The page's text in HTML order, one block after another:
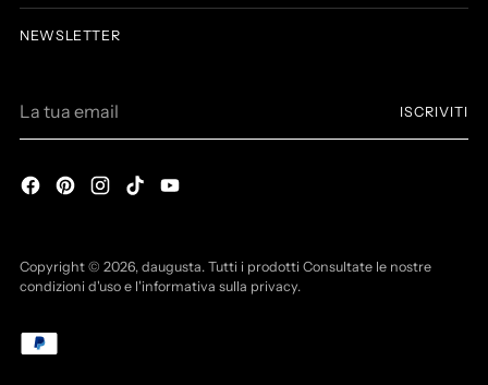
NEWSLETTER
tua
ISCRIVITI
Copyright © 2026, daugusta. Tutti i prodotti Consultate le nostre
condizioni d'uso e l'informativa sulla privacy.